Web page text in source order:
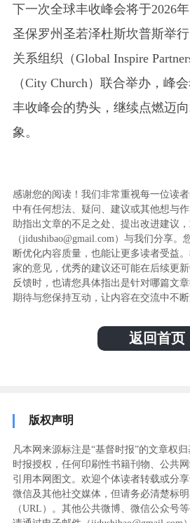
下一次全球丰收峰会将于2026
圣保罗州圣若泽杜斯坎普斯举
关系组织（Global Inspire
（City Church）联合举办，峰
丰收峰会的势头，继续点燃迈
象。
感谢您的阅读！我们非常重视每一位读
中有任何想法、疑问、建议或其他想与
助指出文章的不足之处、提出改进建议
（jidushibao@gmail.com）与我们分享
断优化内容质量，也能让更多读者受益
家的意见，优秀的建议还可能在后续更新
反馈时，也请您具体指出是针对哪篇文章
期待与您保持互动，让内容在交流中不断
返回首页
版权声明
凡本网来源标注是“基督时报”的文章权
时报授权，任何印刷性书籍刊物、公共
引用本网图文。欢迎个体读者转载或分
微信及其他社交媒体，但请务必清楚标
（URL）。其他公共微博、微信公众号